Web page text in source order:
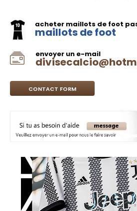
acheter maillots de foot
maillots de foot
envoyer un e-mail
CONTACT FORM